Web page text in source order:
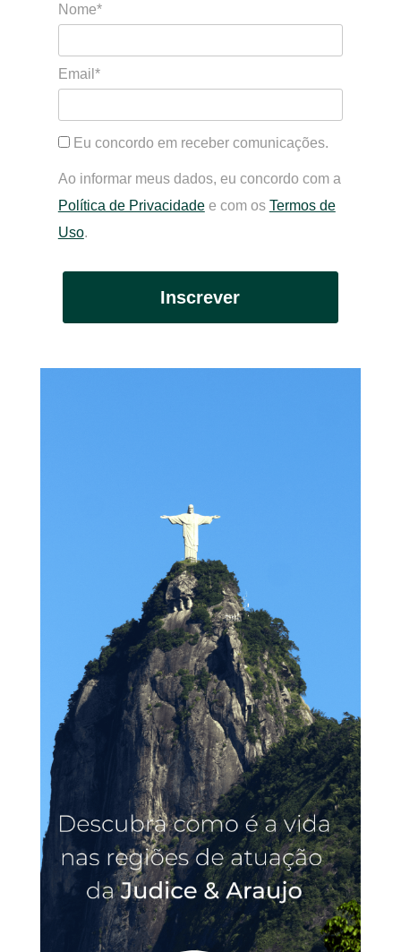
Nome*
Email*
Eu concordo em receber comunicações.
Ao informar meus dados, eu concordo com a
Política de Privacidadee com os Termos de
Uso.
Inscrever